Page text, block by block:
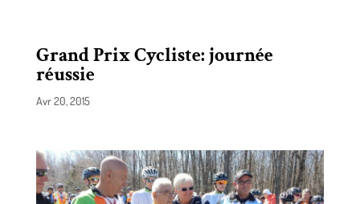
Grand Prix Cycliste: journée
réussie
Avr 20, 2015